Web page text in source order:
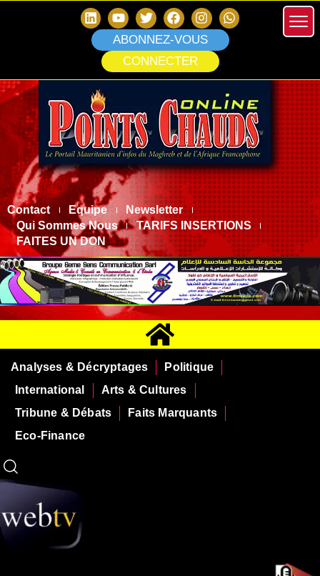
ABONNEZ-VOUS
CONNECTER
Contact Equipe
Newsletter
Qui Sommes Nous
TARIFS INSERTIONS
FAITES UN DON
Analyses & Décryptages
Politique
International
Arts & Cultures
Tribune & Débats
Faits Marquants
Eco-Finance